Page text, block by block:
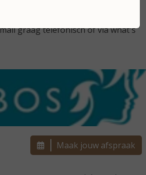
afspraak in rekening te brengen.
graag telefonisch of via what's
Maak jouw afspraak